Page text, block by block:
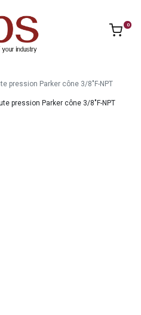
0
pression Parker cône 3/8"F-NPT